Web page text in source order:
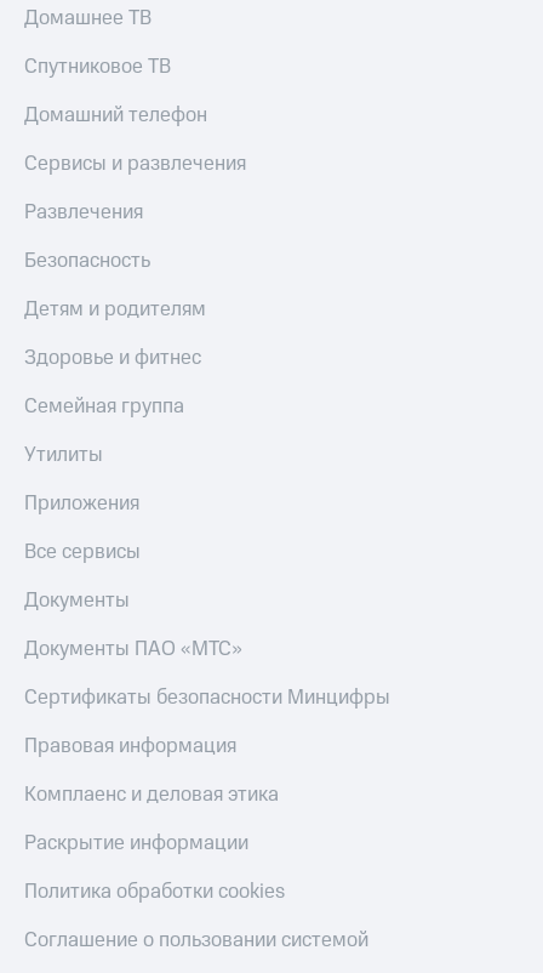
Домашнее ТВ
Спутниковое ТВ
Домашний телефон
Сервисы и развлечения
Развлечения
Безопасность
Детям и родителям
Здоровье и фитнес
Семейная группа
Утилиты
Приложения
Все сервисы
Документы
Документы ПАО «МТС»
Сертификаты безопасности Минцифры
Правовая информация
Комплаенс и деловая этика
Раскрытие информации
Политика обработки cookies
Соглашение о пользовании системой